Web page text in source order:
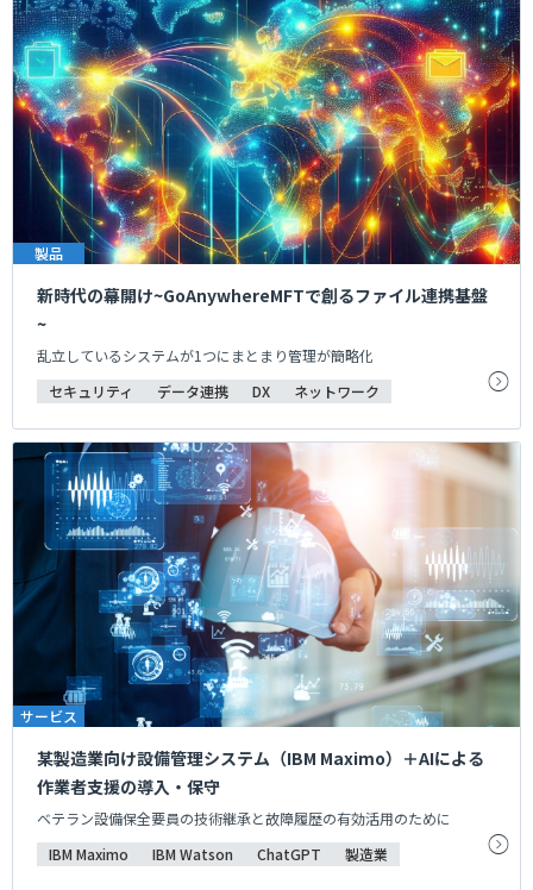
製品
新時代の幕開け~GoAnywhereMFTで創るファイル連携基盤
~
乱立しているシステムが1つにまとまり管理が簡略化
セキュリティ
データ連携 DX ネットワーク
サービス
某製造業向け設備管理システム（IBM Maximo）＋AIによる
作業者支援の導入・保守
ベテラン設備保全要員の技術継承と故障履歴の有効活用のために
IBM Maximo
IBM Watson ChatGPT 製造業